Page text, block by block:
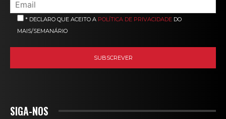
* DECLARO QUE ACEITO A POLÍTICA DE PRIVACIDADE DO
MAIS/SEMANÁRIO
SIGA-NOS